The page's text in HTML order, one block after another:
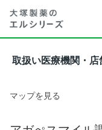
取扱い医療機関・店
マップを見る